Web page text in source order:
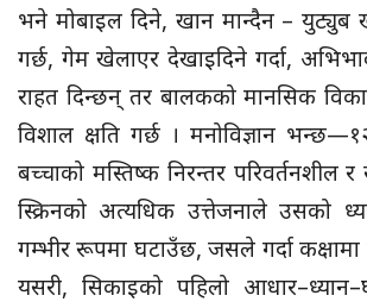
भने मोबाइल दिने, खान मान्दैन –
गर्छ, गेम खेलाएर देखाइदिने गर्दा,
राहत दिन्छन् तर बालकको मानसिक
विशाल क्षति गर्छ । मनोविज्ञान
बच्चाको मस्तिष्क निरन्तर परिवर्तनशील
स्क्रिनको अत्यधिक उत्तेजनाले उसको
गम्भीर रूपमा घटाउँछ, जसले गर्दा
यसरी, सिकाइको पहिलो